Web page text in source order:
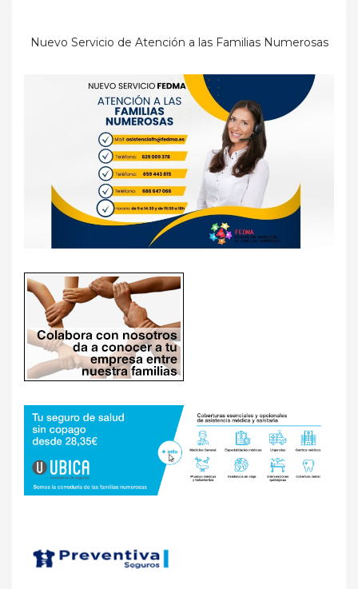
Nuevo Servicio de Atención a las Familias Numerosas